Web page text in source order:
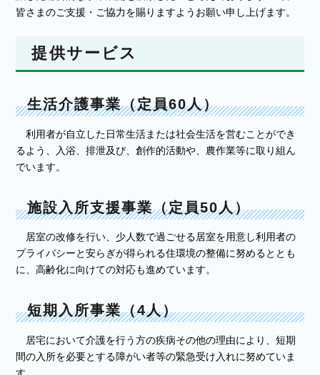
皆さまのご支援・ご協力を賜りますようお願い申し上げます。
提供サービス
生活介護事業（定員60人）
利用者が自立した日常生活または社会生活を営むことができ
るよう、入浴、排泄及び、創作的活動や、農作業等に取り組ん
でいます。
施設入所支援事業（定員50人）
居室の改修を行い、少人数で過ごせる居室を用意し利用者の
プライバシーと安らぎが得られる住環境の整備に努めるととも
に、高齢化に向けての対応も進めています。
短期入所事業（4人）
居宅において介護を行う方の疾病その他の理由により、短期
間の入所を必要とする障がい者等の緊急受け入れに努めていま